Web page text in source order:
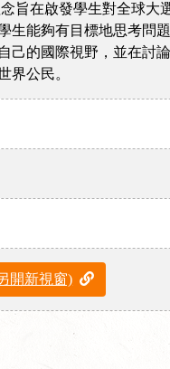
旨在啟發學生對全球大
生能夠有目標地思考問
己的國際視野，並在討
界公民。
開新視窗)